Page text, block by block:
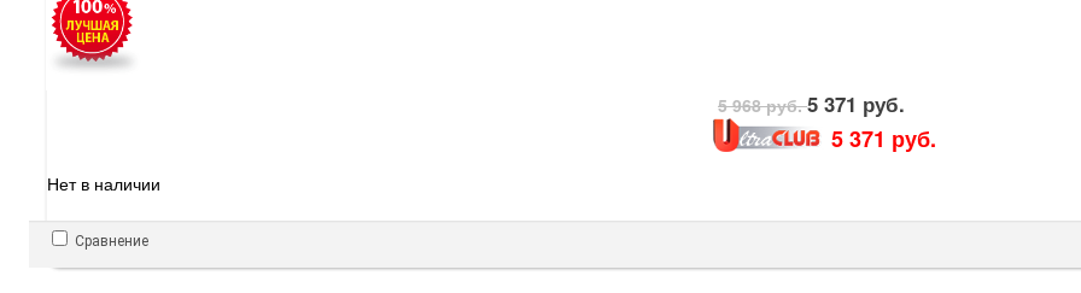
5 968 руб.5 371 руб.
5 371 руб.
Нет в наличии
Сравнение